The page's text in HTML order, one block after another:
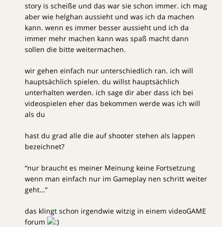
story is scheiße und das war sie schon immer. ich mag
aber wie helghan aussieht und was ich da machen
kann. wenn es immer besser aussieht und ich da
immer mehr machen kann was spaß macht dann
sollen die bitte weitermachen.
wir gehen einfach nur unterschiedlich ran. ich will
hauptsächlich spielen. du willst hauptsächlich
unterhalten werden. ich sage dir aber dass ich bei
videospielen eher das bekommen werde was ich will
als du
hast du grad alle die auf shooter stehen als lappen
bezeichnet?
“nur braucht es meiner Meinung keine Fortsetzung
wenn man einfach nur im Gameplay nen schritt weiter
geht…”
das klingt schon irgendwie witzig in einem videoGAME
forum